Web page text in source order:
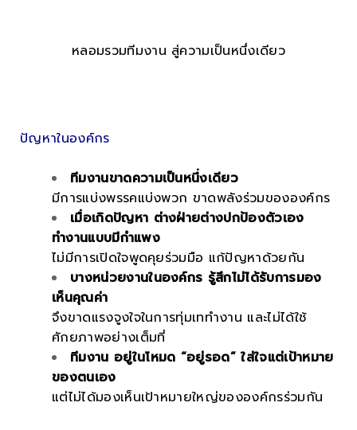
หลอมรวมทีมงาน สู่ความเป็นหนึ่งเดียว
ปัญหาในองค์กร
ทีมงานขาดความเป็นหนึ่งเดียว
มีการแบ่งพรรคแบ่งพวก ขาดพลังร่วมขององค์กร
เมื่อเกิดปัญหา ต่างฝ่ายต่างปกป้องตัวเอง
ทำงานแบบมีกำแพง
ไม่มีการเปิดใจพูดคุยร่วมมือ แก้ปัญหาด้วยกัน
บางหน่วยงานในองค์กร รู้สึกไม่ได้รับการมอง
เห็นคุณค่า
จึงขาดแรงจูงใจในการทุ่มเททำงาน และไม่ได้ใช้
ศักยภาพอย่างเต็มที่
ทีมงาน อยู่ในโหมด “อยู่รอด” ใส่ใจแต่เป้าหมาย
ของตนเอง
แต่ไม่ได้มองเห็นเป้าหมายใหญ่ขององค์กรร่วมกัน